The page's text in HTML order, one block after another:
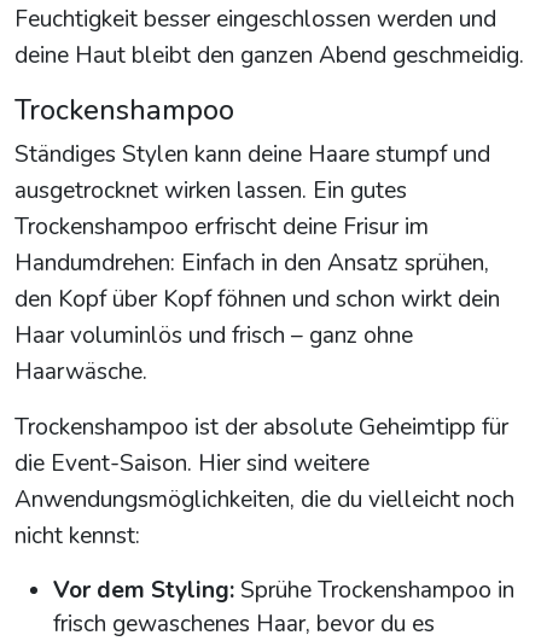
Feuchtigkeit besser eingeschlossen werden und
deine Haut bleibt den ganzen Abend geschmeidig.
Trockenshampoo
Ständiges Stylen kann deine Haare stumpf und
ausgetrocknet wirken lassen. Ein gutes
Trockenshampoo erfrischt deine Frisur im
Handumdrehen: Einfach in den Ansatz sprühen,
den Kopf über Kopf föhnen und schon wirkt dein
Haar voluminlös und frisch – ganz ohne
Haarwäsche.
Trockenshampoo ist der absolute Geheimtipp für
die Event-Saison. Hier sind weitere
Anwendungsmöglichkeiten, die du vielleicht noch
nicht kennst:
Vor dem Styling: Sprühe Trockenshampoo in
frisch gewaschenes Haar, bevor du es